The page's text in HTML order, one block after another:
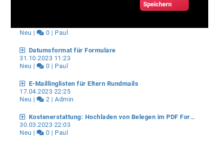
Neu |
0 | Paul
Datumsformat für Formulare
31.10.2023 11:23
Neu |
0 | Paul
E-Maillinglisten für Eltern Rundmails
17.04.2023 22:25
Neu |
2 | Admin
Kostenerstattung: Hochladen von Belegen im PDF Format
30.03.2023 22:03
Neu |
0 | Paul
Speichern